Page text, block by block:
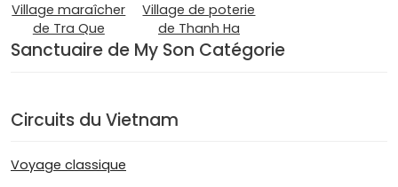
Village maraîcher
de Tra Que
Village de poterie
de Thanh Ha
Sanctuaire de My Son Catégorie
Circuits du Vietnam
Voyage classique